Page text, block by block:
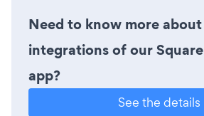
Need to know more
integrations of our
app?
See the details